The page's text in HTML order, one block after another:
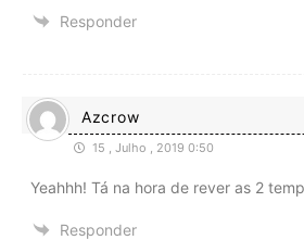
Responder
Azcrow
15 , Julho , 2019 0:50
Yeahhh! Tá na hora de rever as 2
Responder